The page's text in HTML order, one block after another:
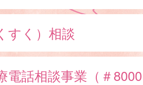
すく）相談
電話相談事業（＃